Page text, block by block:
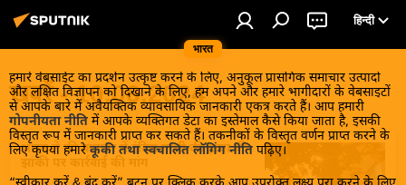
भारत
हिन्दी
हमारे वेबसाईट का प्रदर्शन उत्कृष्ट करने के लिए, अनुकूल प्रासंगिक समाचार उत्पादों
और लक्षित विज्ञापन को दिखाने के लिए, हम अपने और हमारे भागीदारों के वेबसाइटों
से आपके बारे में अवैयक्तिक व्यावसायिक जानकारी एकत्र करते हैं। आप हमारी
गोपनीयता नीति में आपके व्यक्तिगत डेटा का इस्तेमाल कैसे किया जाता है, इसकी
विस्तृत रूप में जानकारी प्राप्त कर सकते हैं। तकनीकों के विस्तृत वर्णन प्राप्त करने के
लिए कृपया हमारे कूकी तथा स्वचालित लॉगिंग नीति पढ़िए।
खबरें - 10.06.2024
भारत ने की कनाडा में इंदिरा गांधी की हत्या की
झांकी पर कार्रवाई की मांग